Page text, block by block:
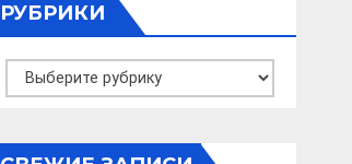
РУБРИКИ
Рубрики